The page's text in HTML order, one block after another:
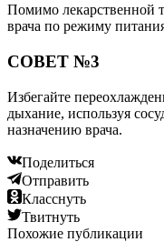
Помимо лекарственной
врача по режиму
СОВЕТ №3
Избегайте
дыхание, используя
назначению врача.
Поделиться
Отправить
Класснуть
Твитнуть
Похожие публикации